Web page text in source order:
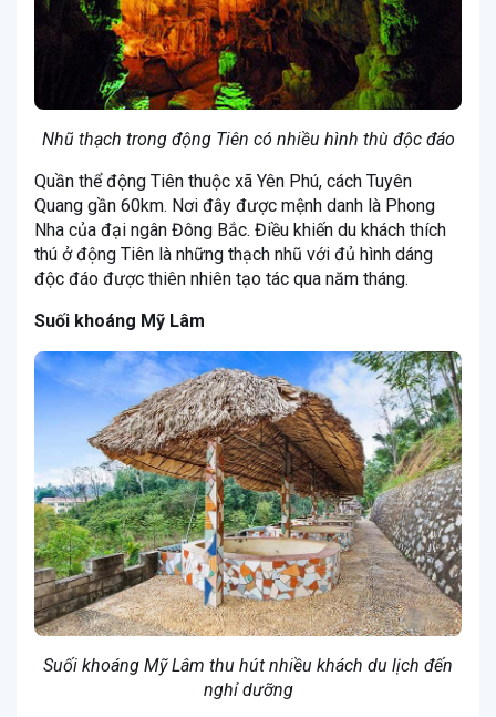
Nhũ thạch trong động Tiên có nhiều hình thù độc đáo
Quần thể động Tiên thuộc xã Yên Phú, cách Tuyên
Quang gần 60km. Nơi đây được mệnh danh là Phong
Nha của đại ngân Đông Bắc. Điều khiến du khách thích
thú ở động Tiên là những thạch nhũ với đủ hình dáng
độc đáo được thiên nhiên tạo tác qua năm tháng.
Suối khoáng Mỹ Lâm
Suối khoáng Mỹ Lâm thu hút nhiều khách du lịch đến
nghỉ dưỡng